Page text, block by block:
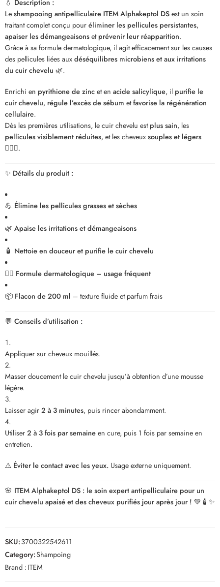
Leshampooing antipelliculaire ITEM Alphakeptol DSest un soin
traitant complet conçu pouréliminer les pellicules persistantes,
apaiser les démangeaisonsetprévenir leur réapparition.
Grâce à sa formule dermatologique, il agit efficacement sur les causes
des pellicules liées auxdéséquilibres microbiens et aux irritations
du cuir chevelu 🌿.
Enrichi en pyrithione de zincet en acide salicylique, il purifie le
cuir chevelu, régule l’excès de sébum etfavorise la régénération
cellulaire.
Dès les premières utilisations, le cuir chevelu estplus sain, les
pellicules visiblement réduites, et les cheveuxsouples et légers
💆‍♂️✨.
✨ Détails du produit :
💪 Élimine les pellicules grasses et sèches
🌿 Apaise les irritations et démangeaisons
🧴 Nettoie en douceur et purifie le cuir chevelu
💆‍♀️ Formule dermatologique – usage fréquent
📦 Flacon de 200 ml – texture fluide et parfum frais
💬 Conseils d’utilisation :
Appliquer sur cheveux mouillés.
Masser doucement le cuir chevelu jusqu’à obtention d’une mousse
légère.
Laisser agir2 à 3 minutes, puis rincer abondamment.
Utiliser2 à 3 fois par semaineen cure, puis 1 fois par semaine en
entretien.
⚠️ Éviter le contact avec les yeux. Usage externe uniquement.
🌸 ITEM Alphakeptol DS : le soin expert antipelliculaire pour un
cuir chevelu apaisé et des cheveux purifiés jour après jour ! 💚🧴✨
SKU:3700322542611
Category:Shampoing
Brand :ITEM